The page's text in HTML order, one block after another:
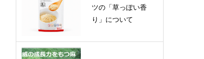
ツの「草っぽい香
り」について